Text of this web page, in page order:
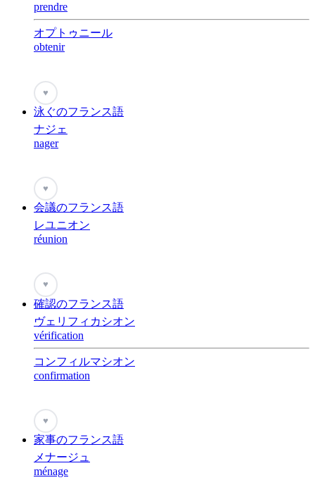
prendre
オプトゥニール
obtenir
♥
泳ぐのフランス語
ナジェ
nager
♥
会議のフランス語
レユニオン
réunion
♥
確認のフランス語
ヴェリフィカシオン
vérification
コンフィルマシオン
confirmation
♥
家事のフランス語
メナージュ
ménage